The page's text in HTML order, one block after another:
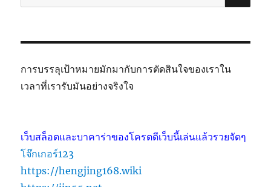
การบรรลุเป้าหมายมักมากับการตัดสินใจของเราใน
เวลาที่เรารับมันอย่างจริงใจ
เว็บสล็อตและบาคาร่าของโครตดีเว็บนี้เล่นแล้วรวยจัดๆ
โจ๊กเกอร์123
https://hengjing168.wiki